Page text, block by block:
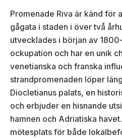
Promenade Riva är känd för
gågata i staden i över två
utvecklades i början av
ockupation och har en unik
venetianska och franska
strandpromenaden löper
Diocletianus palats, en
och erbjuder en hisnande
hamnen och Adriatiska
mötesplats för både